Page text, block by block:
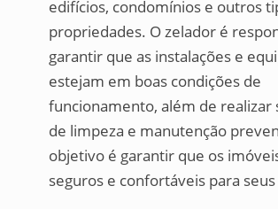
edifícios, condomínios e outros
propriedades. O zelador é
garantir que as instalações e
estejam em boas condições de
funcionamento, além de realizar
de limpeza e manutenção
objetivo é garantir que os
seguros e confortáveis para